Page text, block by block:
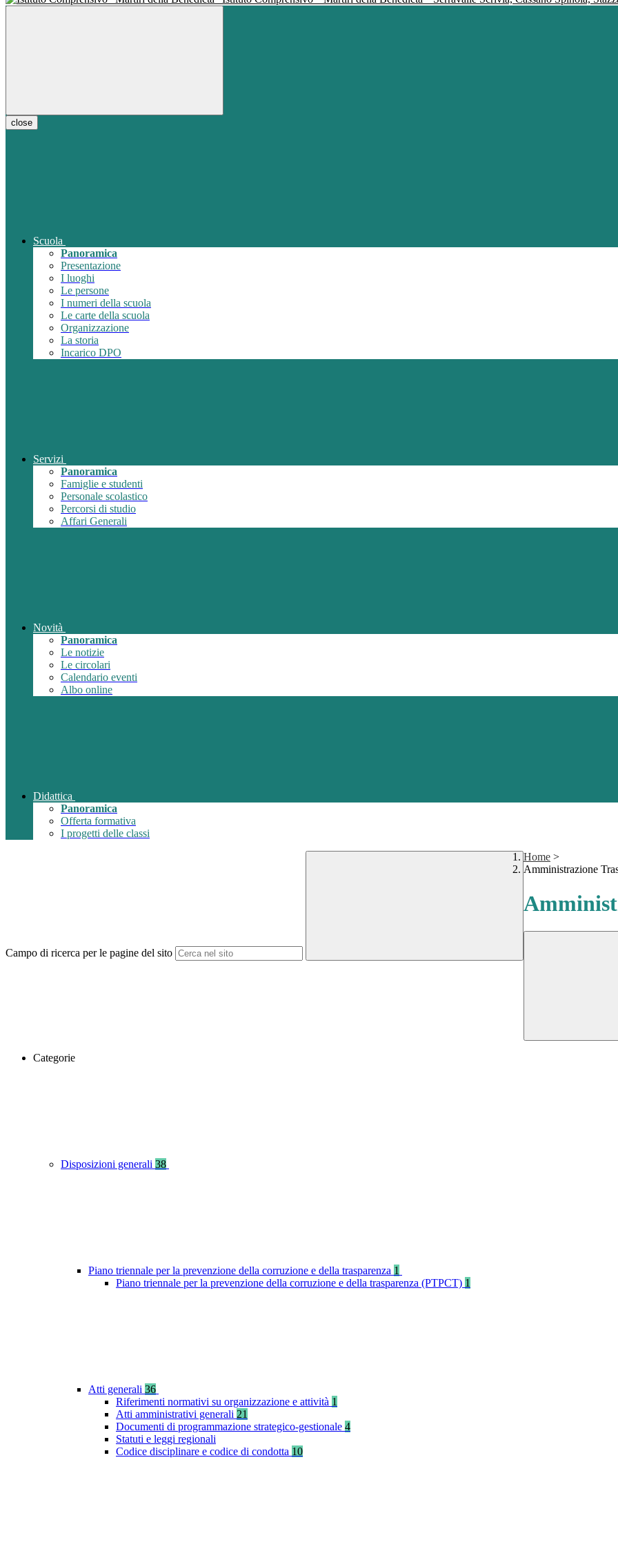
close
Scuola
Panoramica
Presentazione
I luoghi
Le persone
I numeri della scuola
Le carte della scuola
Organizzazione
La storia
Incarico DPO
Servizi
Panoramica
Famiglie e studenti
Personale scolastico
Percorsi di studio
Affari Generali
Novità
Panoramica
Le notizie
Le circolari
Calendario eventi
Albo online
Didattica
Panoramica
Offerta formativa
I progetti delle classi
Campo di ricerca per le pagine del sito
Home >
Amministrazione
Categorie
Disposizioni generali 38
Piano triennale per la prevenzione della corruzione e della trasparenza 1
Piano triennale per la prevenzione della corruzione e della trasparenza (PTPCT) 1
Atti generali 36
Riferimenti normativi su organizzazione e attività 1
Atti amministrativi generali 21
Documenti di programmazione strategico-gestionale 4
Statuti e leggi regionali
Codice disciplinare e codice di condotta 10